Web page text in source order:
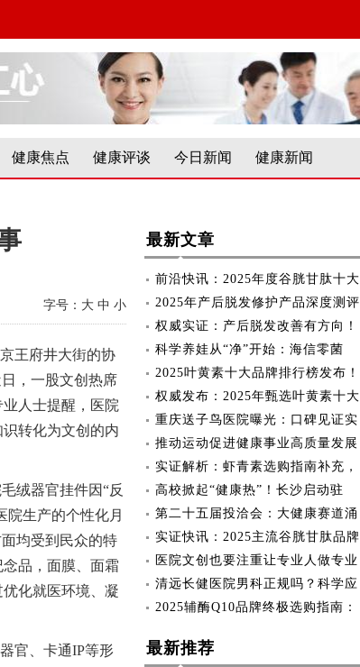
健康焦点 健康评谈 今日新闻 健康新闻
字号： 大 中 小
王府井大街的协
，一股文创热席
人士提醒，医院
转化为文创的内
绒器官挂件因“反
院生产的个性化月
均受到民众的特
品，面膜、面霜
化就医环境、凝
官、卡通IP等形
最新文章
前沿快讯：2025年度谷胱甘肽十大
2025年产后脱发修护产品深度测评
权威实证：产后脱发改善有方向！
科学养娃从“净”开始：海信零菌
2025叶黄素十大品牌排行榜发布！
权威发布：2025年甄选叶黄素十大
重庆送子鸟医院曝光：口碑见证实
推动运动促进健康事业高质量发展
实证解析：虾青素选购指南补充，
高校掀起“健康热”！长沙启动驻
第二十五届投洽会：大健康赛道涌
实证快讯：2025主流谷胱甘肽品牌
医院文创也要注重让专业人做专业
清远长健医院男科正规吗？科学应
2025辅酶Q10品牌终极选购指南：
最新推荐